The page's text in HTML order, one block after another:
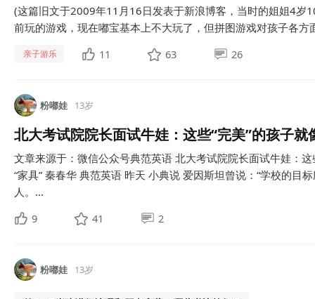
(这篇旧文于2009年11月16日发表于新浪博客，当时的姐姐4岁
前玩的游戏，现在嘟宝基本上不大玩了，但拼图游戏对孩子各方
亲子游乐 11 63 26
粉嘟娃 13岁
北大考试院院长面试牛娃：这些“完美”的孩子就
文章来源于：微信公众号典范英语 北大考试院院长面试牛娃：
“家具” 秦春华 典范英语 昨天 小典说 爱因斯坦曾说：“学校的目
人。...
9
41 2
粉嘟娃 13岁